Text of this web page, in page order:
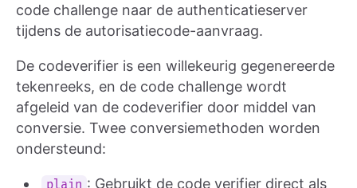
code challenge naar de authenticatieserver
tijdens de autorisatiecode-aanvraag.
De codeverifier is een willekeurig gegenereerde
tekenreeks, en de code challenge wordt
afgeleid van de codeverifier door middel van
conversie. Twee conversiemethoden worden
ondersteund:
: Gebruikt de code verifier direct als